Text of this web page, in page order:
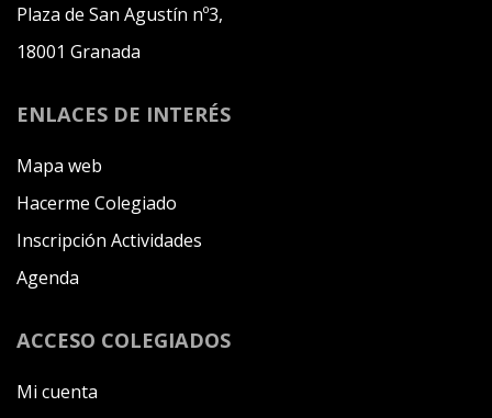
Plaza de San Agustín nº3,
18001 Granada
ENLACES DE INTERÉS
Mapa web
Hacerme Colegiado
Inscripción Actividades
Agenda
ACCESO COLEGIADOS
Mi cuenta